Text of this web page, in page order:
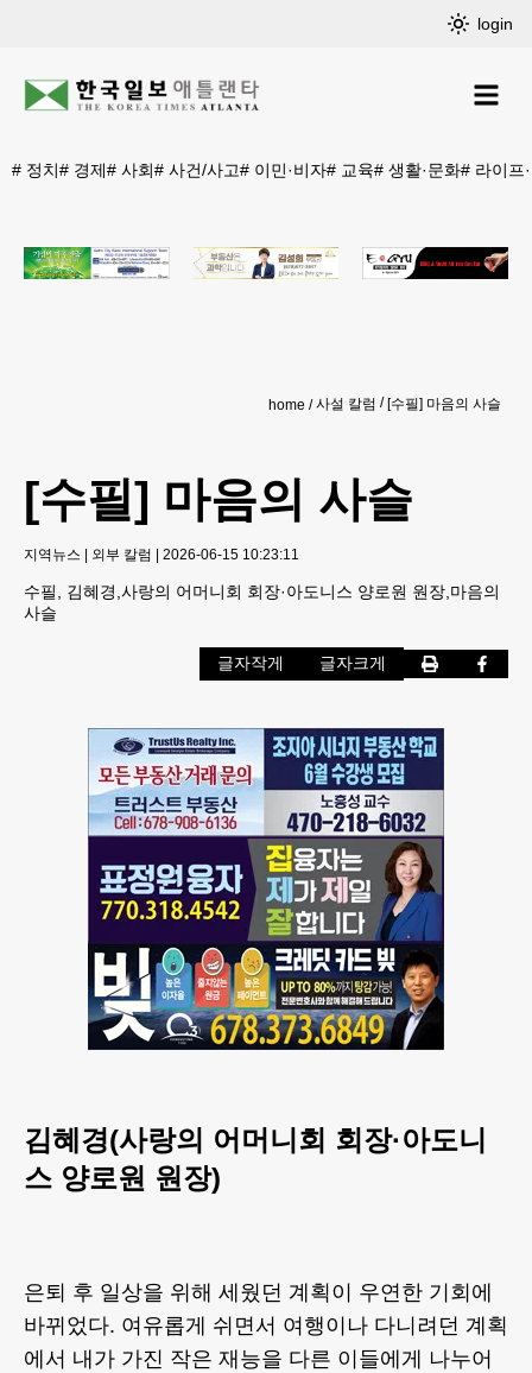
login
# 정치# 경제# 사회# 사건/사고# 이민·비자# 교육# 생활·문화# 라이프
home 사설 칼럼 [수필] 마음의 사슬
[수필] 마음의 사슬
지역뉴스 | 외부 칼럼 | 2026-06-15 10:23:11
수필, 김혜경,사랑의 어머니회 회장·아도니스 양로원 원장,마음의
사슬
글자작게 글자크게
김혜경(사랑의 어머니회 회장·아도니
스 양로원 원장)
은퇴 후 일상을 위해 세웠던 계획이 우연한 기회에
바뀌었다. 여유롭게 쉬면서 여행이나 다니려던 계획
에서 내가 가진 작은 재능을 다른 이들에게 나누어